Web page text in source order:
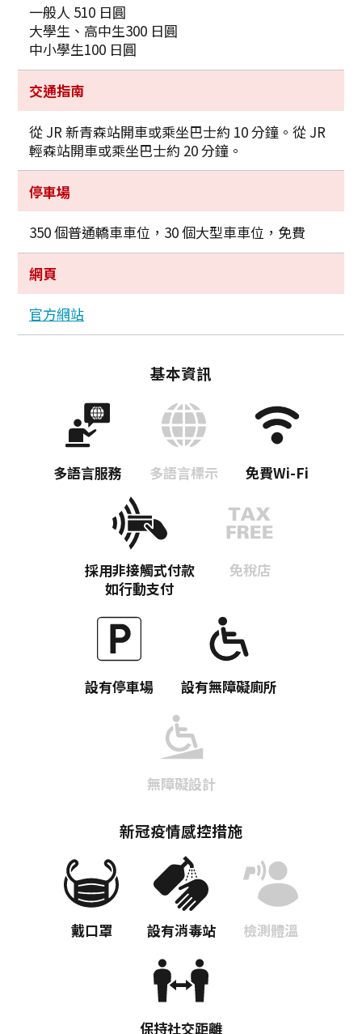
一般人 510 日圓
大學生、高中生300 日圓
中小學生100 日圓
交通指南
從 JR 新青森站開車或乘坐巴士約 10 分鐘。從 JR
輕森站開車或乘坐巴士約 20 分鐘。
停車場
350 個普通轎車車位，30 個大型車車位，免費
網頁
官方網站
基本資訊
多語言服務 多語言標示 免費Wi-Fi
採用非接觸式付款
如行動支付
免稅店
設有停車場 設有無障礙廁所
無障礙設計
新冠疫情感控措施
戴口罩 設有消毒站 檢測體溫
保持社交距離